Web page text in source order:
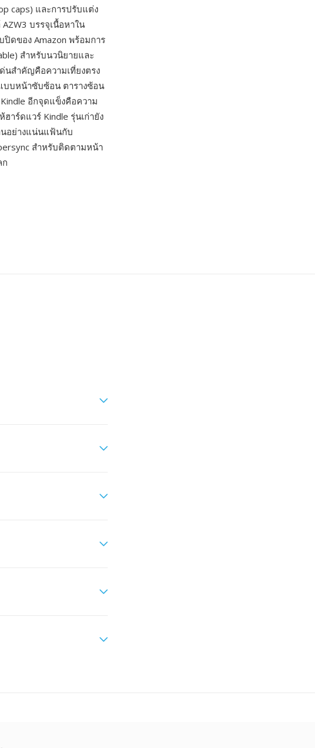
caps) และการปรับแต่ง
บรรจุเนื้อหาใน
ดของ Amazon พร้อมการ
สำหรับนวนิยายและ
นสำคัญคือความเที่ยงตรง
บหน้าซับซ้อน ตารางซ้อน
อีกจุดแข็งคือความ
าร์ดแวร์ Kindle รุ่นเก่ายัง
นอย่างแน่นแฟ้นกับ
สำหรับติดตามหน้า